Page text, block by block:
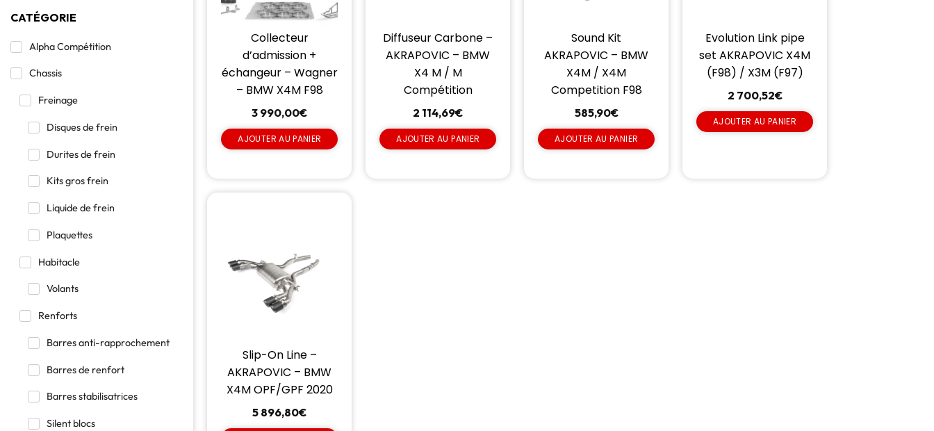
CATÉGORIE
Alpha Compétition
Chassis
Freinage
Disques de frein
Durites de frein
Kits gros frein
Liquide de frein
Plaquettes
Habitacle
Volants
Renforts
Barres anti-rapprochement
Barres de renfort
Barres stabilisatrices
Silent blocs
Collecteur
d’admission +
échangeur – Wagner
– BMW X4M F98
3 990,00€
AJOUTER AU PANIER
Diffuseur Carbone –
AKRAPOVIC – BMW
X4 M / M
Compétition
2 114,69€
AJOUTER AU PANIER
Sound Kit
AKRAPOVIC – BMW
X4M / X4M
Competition F98
585,90€
AJOUTER AU PANIER
Evolution Link pipe
set AKRAPOVIC X4M
(F98) / X3M (F97)
2 700,52€
AJOUTER AU PANIER
Slip-On Line –
AKRAPOVIC – BMW
X4M OPF/GPF 2020
5 896,80€